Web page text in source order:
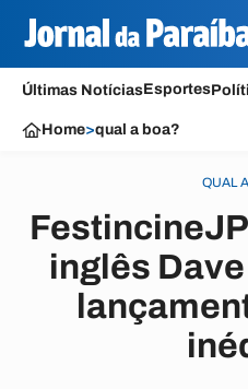
Últimas NotíciasEsportes
Home>qual a boa?
QUAL
inglês